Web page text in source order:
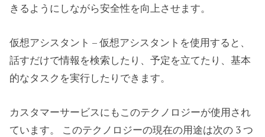
きるようにしながら安全性を向上させます。
仮想アシスタント – 仮想アシスタントを使用すると、
話すだけで情報を検索したり、予定を立てたり、基本
的なタスクを実行したりできます。
カスタマーサービスにもこのテクノロジーが使用され
ています。 このテクノロジーの現在の用途は次の 3 つ